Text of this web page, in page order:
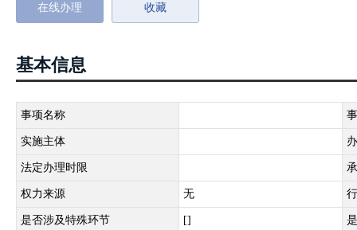
在线办理 收藏
基本信息
事项名称
实施主体
法定办理时限
权力来源 无
是否涉及特殊环节 []